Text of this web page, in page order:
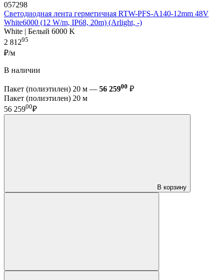
057298
Светодиодная лента герметичная RTW-PFS-A140-12mm 48V
White6000 (12 W/m, IP68, 20m) (Arlight, -)
White | Белый 6000 K
2 81295
₽/м
В наличии
Пакет (полиэтилен) 20 м — 56 25900 ₽
Пакет (полиэтилен) 20 м
56 25900₽
В корзину